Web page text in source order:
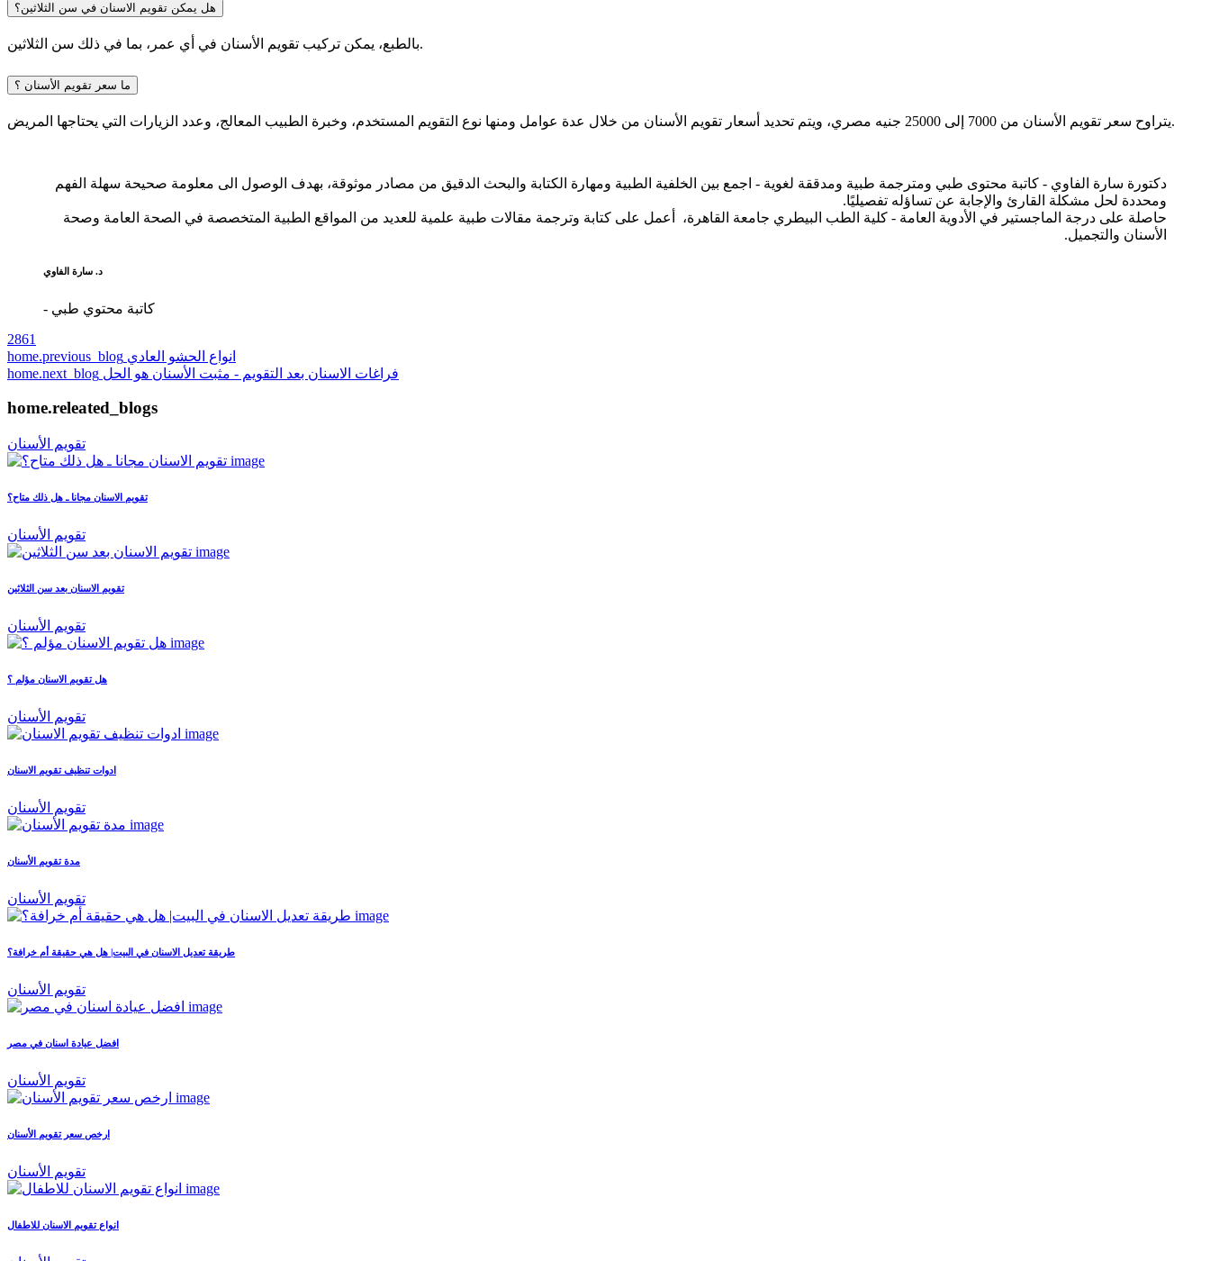
هل يمكن تقويم الاسنان في سن الثلاثين؟
بالطبع، يمكن تركيب تقويم الأسنان في أي عمر، بما في ذلك سن الثلاثين.
ما سعر تقويم الأسنان ؟
يتراوح سعر تقويم الأسنان من 7000 إلى 25000 جنيه مصري، ويتم تحديد أسعار تقويم الأسنان من خلال عدة عوامل ومنها نوع التقويم المستخدم، وخبرة الطبيب المعالج، وعدد الزيارات التي يحتاجها المريض.
دكتورة سارة الفاوي - كاتبة محتوى طبي ومترجمة طبية ومدققة لغوية - اجمع بين الخلفية الطبية ومهارة الكتابة والبحث الدقيق من مصادر موثوقة، بهدف الوصول الى معلومة صحيحة سهلة الفهم
ومحددة لحل مشكلة القارئ والإجابة عن تساؤله تفصيليًا.
حاصلة على درجة الماجستير في الأدوية العامة - كلية الطب البيطري جامعة القاهرة، أعمل على كتابة وترجمة مقالات طبية علمية للعديد من المواقع الطبية المتخصصة في الصحة العامة وصحة
الأسنان والتجميل.
د. سارة الفاوي
- كاتبة محتوي طبي
2861
home.previous_blog انواع الحشو العادي
home.next_blog فراغات الاسنان بعد التقويم - مثبت الأسنان هو الحل
home.releated_blogs
تقويم الأسنان
تقويم الاسنان مجانا ـ هل ذلك متاح؟
تقويم الأسنان
تقويم الاسنان بعد سن الثلاثين
تقويم الأسنان
هل تقويم الاسنان مؤلم ؟
تقويم الأسنان
ادوات تنظيف تقويم الاسنان
تقويم الأسنان
مدة تقويم الأسنان
تقويم الأسنان
طريقة تعديل الاسنان في البيت| هل هي حقيقة أم خرافة؟
تقويم الأسنان
افضل عيادة اسنان في مصر
تقويم الأسنان
ارخص سعر تقويم الأسنان
تقويم الأسنان
انواع تقويم الاسنان للاطفال